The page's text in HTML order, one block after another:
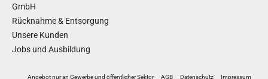
GmbH
Rücknahme & Entsorgung
Unsere Kunden
Jobs und Ausbildung
Angebot nur an Gewerbe und öffentlicher Sektor AGB Datenschutz Impressum